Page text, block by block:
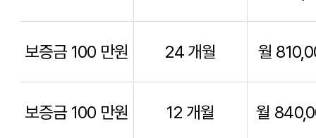
보증금 100 만원 12 개월 월